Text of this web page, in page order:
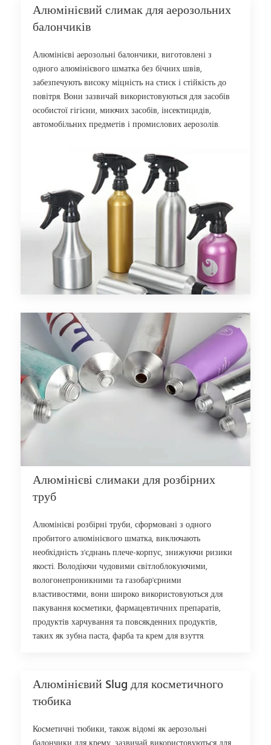
Алюмінієвий слимак для аерозольних
балончиків
Алюмінієві аерозольні балончики, виготовлені з
одного алюмінієвого шматка без бічних швів,
забезпечують високу міцність на стиск і стійкість до
повітря. Вони зазвичай використовуються для засобів
особистої гігієни, миючих засобів, інсектицидів,
автомобільних предметів і промислових аерозолів.
Алюмінієві слимаки для розбірних
труб
Алюмінієві розбірні труби, сформовані з одного
пробитого алюмінієвого шматка, виключають
необхідність з'єднань плече-корпус, знижуючи ризики
якості. Володіючи чудовими світлоблокуючими,
вологонепроникними та газобар'єрними
властивостями, вони широко використовуються для
пакування косметики, фармацевтичних препаратів,
продуктів харчування та повсякденних продуктів,
таких як зубна паста, фарба та крем для взуття.
Алюмінієвий Slug для косметичного
тюбика
Косметичні тюбики, також відомі як аерозольні